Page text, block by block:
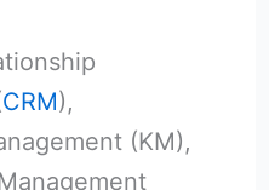
CRM),
(KM),